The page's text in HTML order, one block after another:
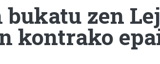
zen
kontrako